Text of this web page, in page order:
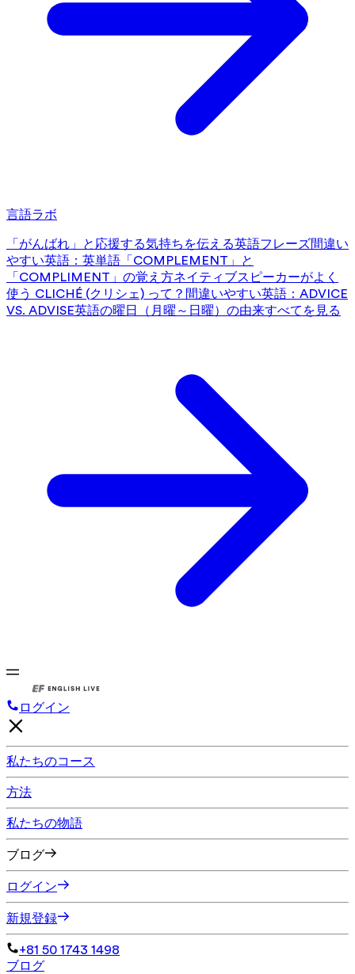
言語ラボ
「がんばれ」と応援する気持ちを伝える英語フレーズ間違い
やすい英語：英単語「COMPLEMENT」と
「COMPLIMENT」の覚え方ネイティブスピーカーがよく
使う CLICHÉ (クリシェ) って？ 間違いやすい英語：ADVICE
VS. ADVISE英語の曜日（月曜～日曜）の由来すべてを見る
ログイン
私たちのコース
方法
私たちの物語
ブログ
ログイン
新規登録
+81 50 1743 1498
ブログ